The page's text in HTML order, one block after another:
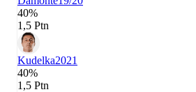
40%
1,5 Ptn
Kudelka2021
40%
1,5 Ptn